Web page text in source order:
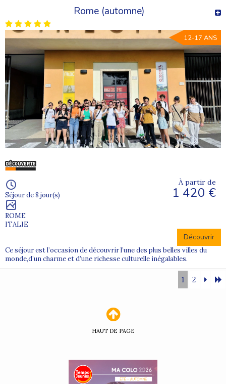
Rome (automne)
12-17 ANS
Séjour de 8 jour(s)
ROME
ITALIE
À partir de
1 420 €
Découvrir
Ce séjour est l’occasion de découvrir l’une des plus belles villes du
monde,d’un charme et d’une richesse culturelle inégalables.
1 2
HAUT DE PAGE